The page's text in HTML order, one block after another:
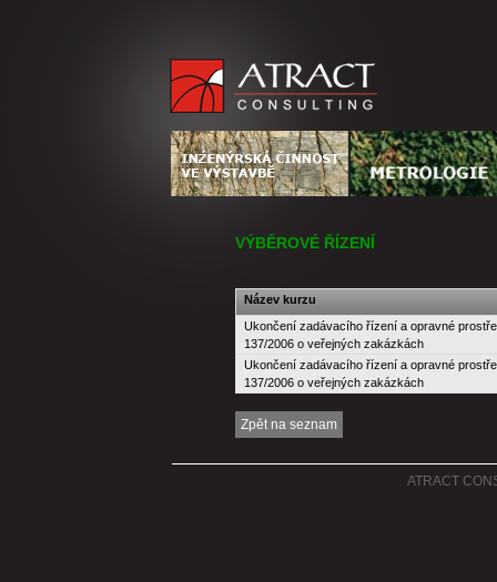
VÝBĚROVÉ ŘÍZENÍ
Název kurzu
Ukončení zadávacího řízení a opravné
137/2006 o veřejných zakázkách
Ukončení zadávacího řízení a opravné
137/2006 o veřejných zakázkách
ATRACT